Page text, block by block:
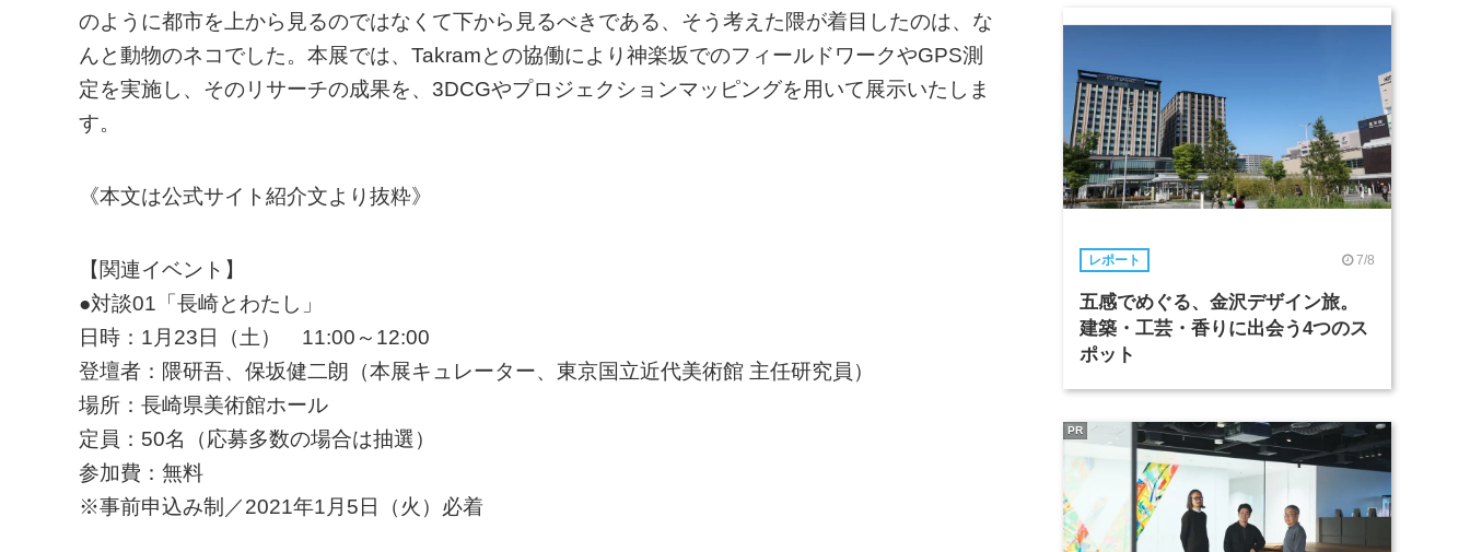
のように都市を上から見るのではなくて下から見るべきである、そう考えた隈が着目したのは、な
んと動物のネコでした。本展では、Takramとの協働により神楽坂でのフィールドワークやGPS測
定を実施し、そのリサーチの成果を、3DCGやプロジェクションマッピングを用いて展示いたしま
す。
《本文は公式サイト紹介文より抜粋》
【関連イベント】
●対談01「長崎とわたし」
日時：1月23日（土） 11:00～12:00
登壇者：隈研吾、保坂健二朗（本展キュレーター、東京国立近代美術館 主任研究員）
場所：長崎県美術館ホール
定員：50名（応募多数の場合は抽選）
参加費：無料
※事前申込み制／2021年1月5日（火）必着
レポート 7/8
五感でめぐる、金沢デザイン旅。
建築・工芸・香りに出会う4つのス
ポット
PR